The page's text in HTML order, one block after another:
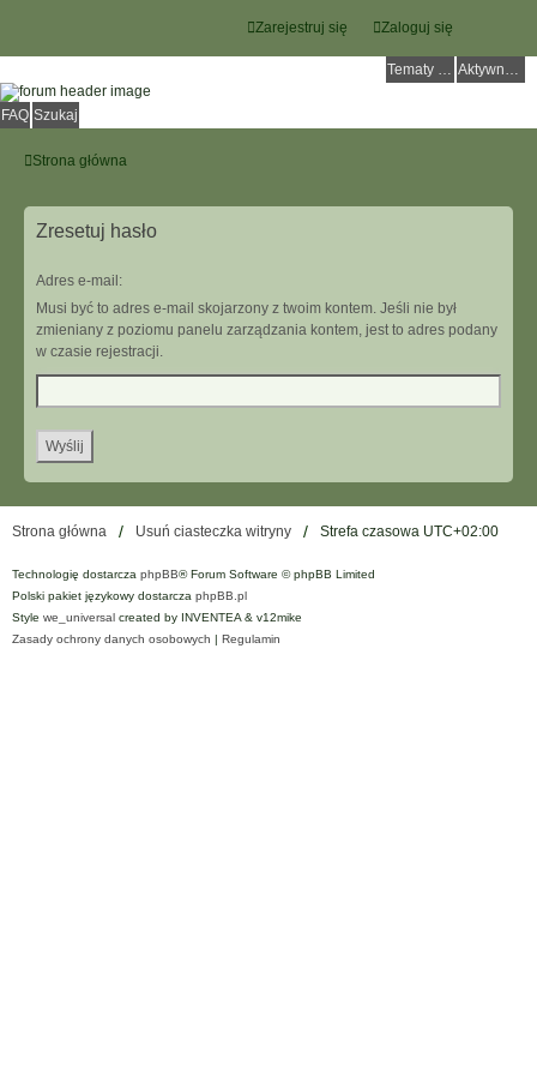
Zaloguj się
Zarejestruj się
Tematy bez odpowiedzi Aktywne tematy
FAQ Szukaj
Strona główna
Zresetuj hasło
Adres e-mail:
Musi być to adres e-mail skojarzony z twoim kontem. Jeśli nie był
zmieniany z poziomu panelu zarządzania kontem, jest to adres podany
w czasie rejestracji.
Strona główna Usuń ciasteczka witryny Strefa czasowa UTC+02:00
Technologię dostarcza phpBB® Forum Software © phpBB Limited
Polski pakiet językowy dostarcza phpBB.pl
Style we_universal created by INVENTEA & v12mike
Zasady ochrony danych osobowych | Regulamin